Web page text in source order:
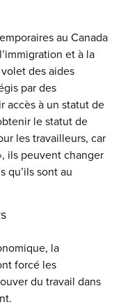
au Canada
et à la
des aides
par des
accès à un statut de
le statut de
les travailleurs, car
ils peuvent changer
qu’ils sont au
la
forcé les
du travail dans